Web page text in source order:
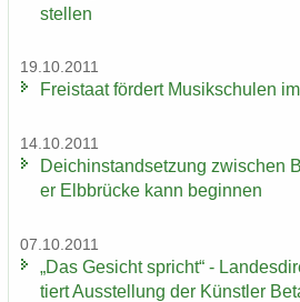
stel­len
19.10.2011
Frei­staat för­dert Mu­sik­schu­len
14.10.2011
Deich­in­stand­set­zung zwi­schen
er Elb­brü­cke kann be­gin­nen
07.10.2011
„Das Ge­sicht spricht“ -
tiert Aus­stel­lung der Künst­ler